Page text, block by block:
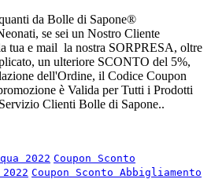
da Bolle di Sapone®
se sei un Nostro Cliente
tua e mail la nostra SORPRESA, oltre
un ulteriore SCONTO del 5%,
dell'Ordine, il Codice Coupon
è Valida per Tutti i Prodotti
Clienti Bolle di Sapone..
2022 Coupon Sconto
Coupon Sconto Abbigliamento